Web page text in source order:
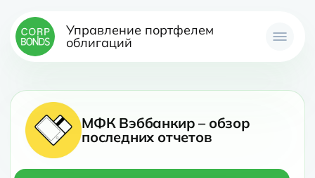
Управление портфелем
облигаций
МФК Вэббанкир – обзор
последних отчетов